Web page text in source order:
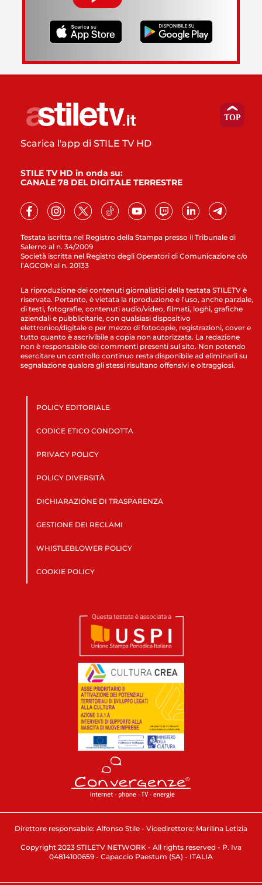
Testata iscritta nel Registro della Stampa presso il Tribunale di
Salerno al n. 34/2009
Società iscritta nel Registro degli Operatori di Comunicazione c/o
l’AGCOM al n. 20133
Scarica l'app di STILE TV HD
STILE TV HD in onda su:
CANALE 78 DEL DIGITALE TERRESTRE
La riproduzione dei contenuti giornalistici della testata STILETV è
riservata. Pertanto, è vietata la riproduzione e l’uso, anche parziale,
di testi, fotografie, contenuti audio/video, filmati, loghi, grafiche
aziendali e pubblicitarie, con qualsiasi dispositivo
elettronico/digitale o per mezzo di fotocopie, registrazioni, cover e
tutto quanto è ascrivibile a copia non autorizzata. La redazione
non è responsabile dei commenti presenti sul sito. Non potendo
esercitare un controllo continuo resta disponibile ad eliminarli su
segnalazione qualora gli stessi risultano offensivi e oltraggiosi.
POLICY EDITORIALE
CODICE ETICO CONDOTTA
PRIVACY POLICY
POLICY DIVERSITÀ
DICHIARAZIONE DI TRASPARENZA
GESTIONE DEI RECLAMI
WHISTLEBLOWER POLICY
COOKIE POLICY
Direttore responsabile: Alfonso Stile - Vicedirettore: Marilina Letizia
Copyright 2023 STILETV NETWORK - All rights reserved - P. Iva
04814100659 - Capaccio Paestum (SA) - ITALIA